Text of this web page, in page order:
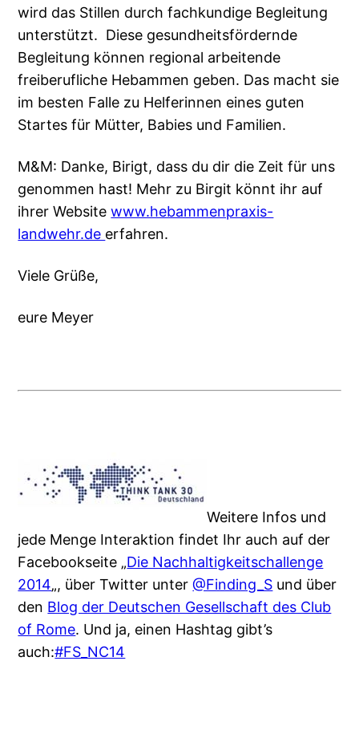
wird das Stillen durch fachkundige Begleitung
unterstützt. Diese gesundheitsfördernde
Begleitung können regional arbeitende
freiberufliche Hebammen geben. Das macht sie
im besten Falle zu Helferinnen eines guten
Startes für Mütter, Babies und Familien.
M&M: Danke, Birigt, dass du dir die Zeit für uns
genommen hast! Mehr zu Birgit könnt ihr auf
ihrer Websitewww.hebammenpraxis-
landwehr.de erfahren.
Viele Grüße,
eure Meyer
Weitere Infos und
jede Menge Interaktion findet Ihr auch auf der
Facebookseite „Die Nachhaltigkeitschallenge
2014„, über Twitter unter@Finding_S und über
den Blog der Deutschen Gesellschaft des Club
of Rome. Und ja, einen Hashtag gibt’s
auch:#FS_NC14